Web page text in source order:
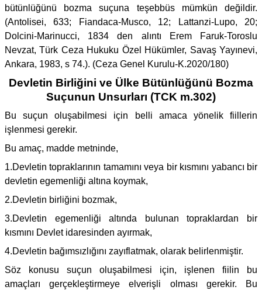
bütünlüğünü bozma suçuna teşebbüs mümkün değildir.
(Antolisei, 633; Fiandaca-Musco, 12; Lattanzi-Lupo, 20;
Dolcini-Marinucci, 1834 den alıntı Erem Faruk-Toroslu
Nevzat, Türk Ceza Hukuku Özel Hükümler, Savaş Yayınevi,
Ankara, 1983, s 74.). (Ceza Genel Kurulu-K.2020/180)
Devletin Birliğini ve Ülke Bütünlüğünü Bozma
Suçunun Unsurları (TCK m.302)
Bu suçun oluşabilmesi için belli amaca yönelik fiillerin
işlenmesi gerekir.
Bu amaç, madde metninde,
1.Devletin topraklarının tamamını veya bir kısmını yabancı bir
devletin egemenliği altına koymak,
2.Devletin birliğini bozmak,
3.Devletin egemenliği altında bulunan topraklardan bir
kısmını Devlet idaresinden ayırmak,
4.Devletin bağımsızlığını zayıflatmak, olarak belirlenmiştir.
Söz konusu suçun oluşabilmesi için, işlenen fiilin bu
amaçları gerçekleştirmeye elverişli olması gerekir. Bu